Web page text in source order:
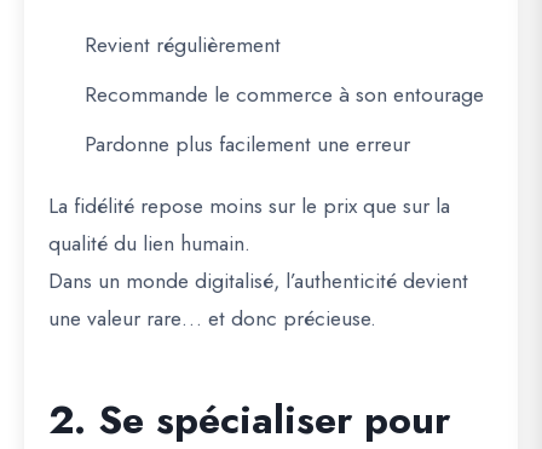
Revient régulièrement
Recommande le commerce à son entourage
Pardonne plus facilement une erreur
La fidélité repose moins sur le prix que sur la
qualité du lien humain.
Dans un monde digitalisé, l’authenticité devient
une valeur rare… et donc précieuse.
2. Se spécialiser pour